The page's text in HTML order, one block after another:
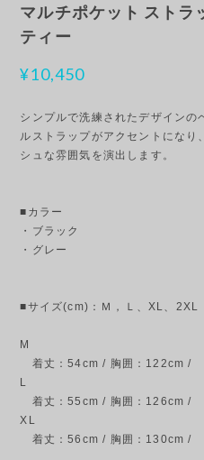
マルチポケット ストラ
ティー
¥10,450
シンプルで洗練されたデザインの
ルストラップがアクセントになり
シュな雰囲気を演出します。
■カラー
・ブラック
・グレー
■サイズ(cm)：Ｍ，Ｌ、XL、2XL
M
着丈：54cm / 胸囲：122cm /
L
着丈：55cm / 胸囲：126cm /
XL
着丈：56cm / 胸囲：130cm /